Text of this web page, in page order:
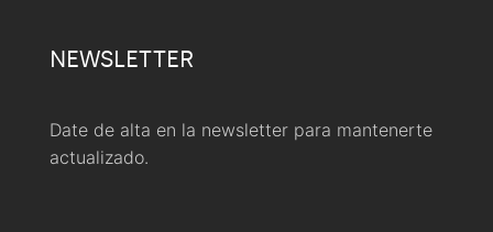
NEWSLETTER
Date de alta en la newsletter para mantenerte
actualizado.